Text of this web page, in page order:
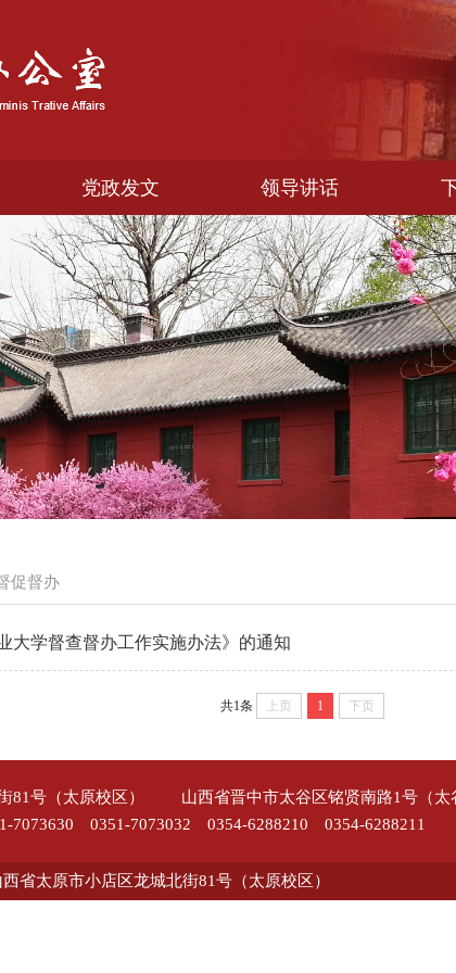
党政发文 领导讲话
促督办
大学督查督办工作实施办法》的通知
共1条 上页 1 下页
81号（太原校区） 山西省晋中市太谷区铭贤南路1号（太
0351-7073032 0354-6288210 0354-6288211
省太原市小店区龙城北街81号（太原校区）